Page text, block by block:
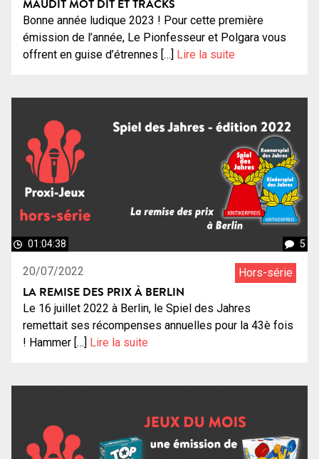
MAUDIT MOT DIT ET TRACKS
Bonne année ludique 2023 ! Pour cette première
émission de l’année, Le Pionfesseur et Polgara vous
offrent en guise d’étrennes […] Lire la suite
01:04:38 5
20/07/2022 Hors-série
LA REMISE DES PRIX À BERLIN
Le 16 juillet 2022 à Berlin, le Spiel des Jahres
remettait ses récompenses annuelles pour la 43è fois
! Hammer […] Lire la suite